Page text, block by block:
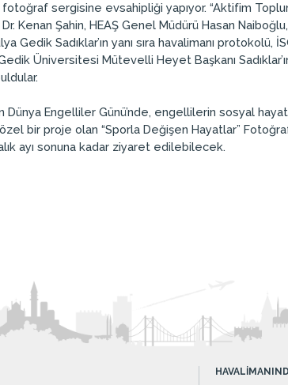
fotoğraf sergisine evsahipliği yapıyor. “Aktifim
Kenan Şahin, HEAŞ Genel Müdürü Hasan
Gedik Sadıklar’ın yanı sıra havalimanı
Üniversitesi Mütevelli Heyet Başkanı
Dünya Engelliler Günü’nde, engellilerin sosyal
bir proje olan “Sporla Değişen Hayatlar”
ayı sonuna kadar ziyaret edilebilecek.